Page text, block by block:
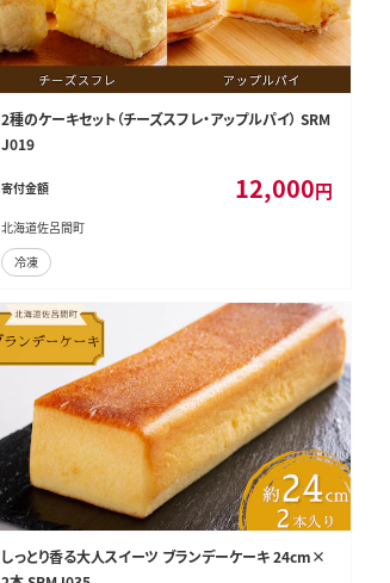
2種のケーキセット（チーズスフレ・アップルパイ） SRM
J019
寄付金額 12,000円
北海道佐呂間町
冷凍
しっとり香る大人スイーツ ブランデーケーキ 24cm×